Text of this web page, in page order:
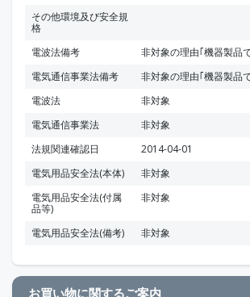
その他環境及び安全規
格
電波法備考
非対象の理由｢機器製品
電気通信事業法備考
非対象の理由｢機器製品
電波法
非対象
電気通信事業法
非対象
法規関連確認日
2014-04-01
電気用品安全法(本体)
非対象
電気用品安全法(付属
品等)
非対象
電気用品安全法(備考) 非対象
お買い物に関するご案内